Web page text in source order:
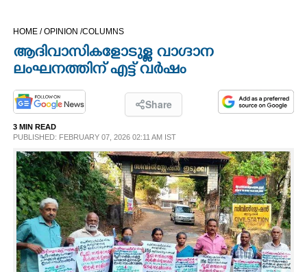
LIFESTYLE
SPIRITUAL
INFO+
HOME /OPINION /COLUMNS
ആദിവാസികളോടുള്ള വാഗ്ദാന
ലംഘനത്തിന് എട്ട് വർഷം
Share
3 MIN READ
PUBLISHED: FEBRUARY 07, 2026 02:11 AM IST